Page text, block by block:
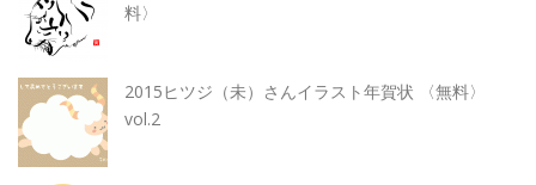
料〉
2015ヒツジ（未）さんイラスト年賀状 〈無料〉
vol.2